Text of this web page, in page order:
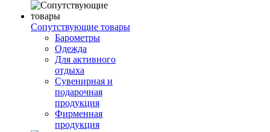
Сопутствующие товары
Барометры
Одежда
Для активного
отдыха
Сувенирная и
подарочная
продукция
Фирменная
продукция